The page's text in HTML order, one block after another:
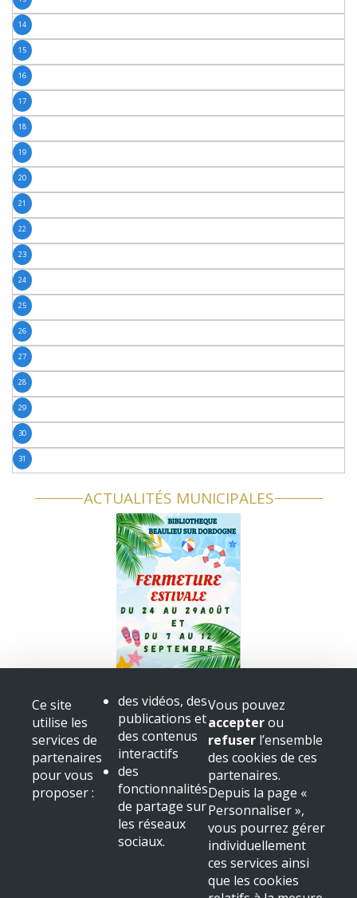
14
15
16
17
18
19
20
21
22
23
24
25
26
27
28
29
30
31
ACTUALITÉS MUNICIPALES
Fermeture bibliothèque
Congès
+ voir toutes les actualités
Mairie de Beaulieu sur Dordogne
Place Albert
19120 Beaulieu sur Dordogne
NOUS LOCALISER
Ce site
utilise les
services de
partenaires
pour vous
proposer :
des vidéos, des
publications et
des contenus
interactifs
des
fonctionnalités
de partage sur
les réseaux
sociaux.
Vous pouvez
accepterou
refuser l’ensemble
des cookies de ces
partenaires.
Depuis la page «
Personnaliser »,
vous pourrez gérer
individuellement
ces services ainsi
que les cookies